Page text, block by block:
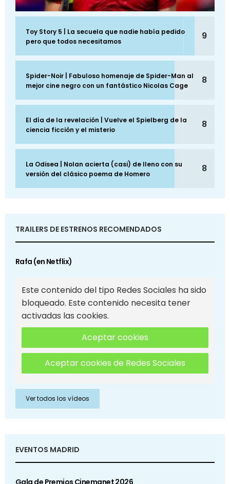
Toy Story 5 | La secuela que nadie había pedido
pero que todos necesitamos
9
Spider-Noir | Fabuloso homenaje de Spider-Man al
mejor cine negro con un fantástico Nicolas Cage
8
El día de la revelación | Vuelve el Spielberg de la
ciencia ficción y el misterio
8
La Odisea | Nolan acierta (casi) de lleno con su
versión del clásico poema de Homero
8
TRAILERS DE ESTRENOS RECOMENDADOS
Rafa (en Netflix)
Este contenido del tipo Redes Sociales ha sido
bloqueado. Este contenido necesita tener
activadas las cookies.
Aceptar cookies
Aceptar cookies de Redes Sociales
Ver todos los vídeos
EVENTOS MADRID
Gala de Premios Cinemanet 2026